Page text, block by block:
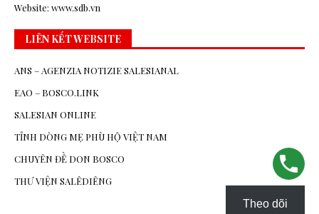
Website: www.sdb.vn
LIÊN KẾT WEBSITE
ANS – AGENZIA NOTIZIE SALESIANAL
EAO – BOSCO.LINK
SALESIAN ONLINE
TỈNH DÒNG MẸ PHÙ HỘ VIỆT NAM
CHUYÊN ĐỀ DON BOSCO
THƯ VIỆN SALÊDIÊNG
Theo dõi